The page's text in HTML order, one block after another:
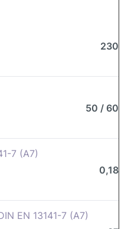
230
50 / 60
7 (A7)
0,18
EN 13141-7 (A7)